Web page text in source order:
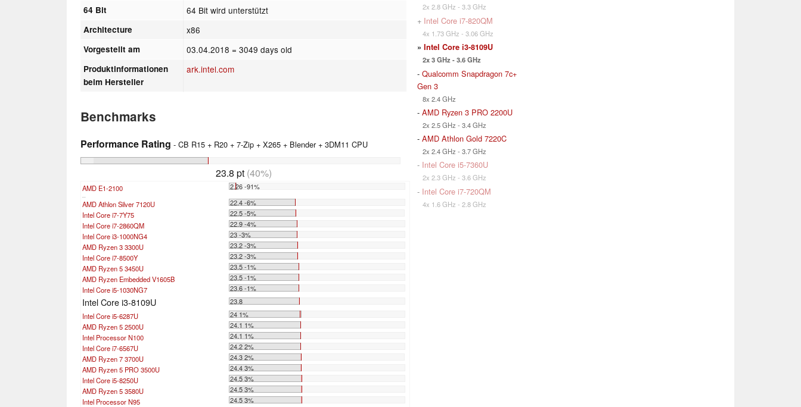
64 Bit 64 Bit wird unterstützt
Architecture x86
Vorgestellt am 03.04.2018 = 3049 days old
Produktinformationen
beim Hersteller
ark.intel.com
Benchmarks
Performance Rating - CB R15 + R20 + 7-Zip + X265 + Blender + 3DM11 CPU
23.8 pt(40%)
AMD E1-2100 2.26 -91%
AMD Athlon Silver 7120U
22.4 -6%
Intel Core i7-7Y75
22.5 -5%
Intel Core i7-2860QM
22.9 -4%
Intel Core i3-1000NG4
23 -3%
AMD Ryzen 3 3300U
23.2 -3%
Intel Core i7-8500Y
23.2 -3%
AMD Ryzen 5 3450U
23.5 -1%
AMD Ryzen Embedded V1605B
23.5 -1%
Intel Core i5-1030NG7
23.6 -1%
Intel Core i3-8109U
23.8
Intel Core i5-6287U
24 1%
AMD Ryzen 5 2500U
24.1 1%
Intel Processor N100
24.1 1%
Intel Core i7-6567U
24.2 2%
AMD Ryzen 7 3700U
24.3 2%
AMD Ryzen 5 PRO 3500U
24.4 3%
Intel Core i5-8250U
24.5 3%
AMD Ryzen 5 3580U
24.5 3%
Intel Processor N95
24.5 3%
2x 2.8 GHz - 3.3 GHz
+ Intel Core i7-820QM
4x 1.73 GHz - 3.06 GHz
» Intel Core i3-8109U
2x 3 GHz - 3.6 GHz
- Qualcomm Snapdragon 7c+
Gen 3
8x 2.4 GHz
- AMD Ryzen 3 PRO 2200U
2x 2.5 GHz - 3.4 GHz
- AMD Athlon Gold 7220C
2x 2.4 GHz - 3.7 GHz
- Intel Core i5-7360U
2x 2.3 GHz - 3.6 GHz
- Intel Core i7-720QM
4x 1.6 GHz - 2.8 GHz